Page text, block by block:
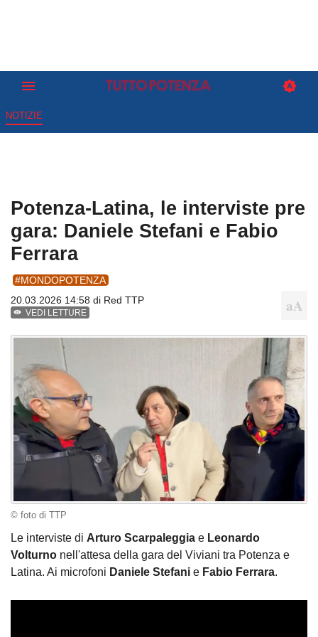
NOTIZIE
Potenza-Latina, le interviste pre
gara: Daniele Stefani e Fabio
Ferrara
#MONDOPOTENZA
20.03.2026 14:58 di Red TTP
VEDI LETTURE
© foto di TTP
Le interviste di Arturo Scarpaleggia e Leonardo
Volturno nell'attesa della gara del Viviani tra Potenza e
Latina. Ai microfoni Daniele Stefani e Fabio Ferrara.